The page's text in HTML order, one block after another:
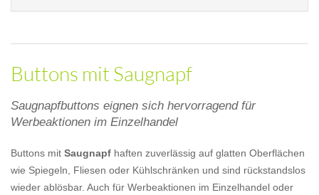
Buttons mit Saugnapf
Saugnapfbuttons eignen sich hervorragend für
Werbeaktionen im Einzelhandel
Buttons mit Saugnapf haften zuverlässig auf glatten Oberflächen
wie Spiegeln, Fliesen oder Kühlschränken und sind rückstandslos
wieder ablösbar. Auch für Werbeaktionen im Einzelhandel oder